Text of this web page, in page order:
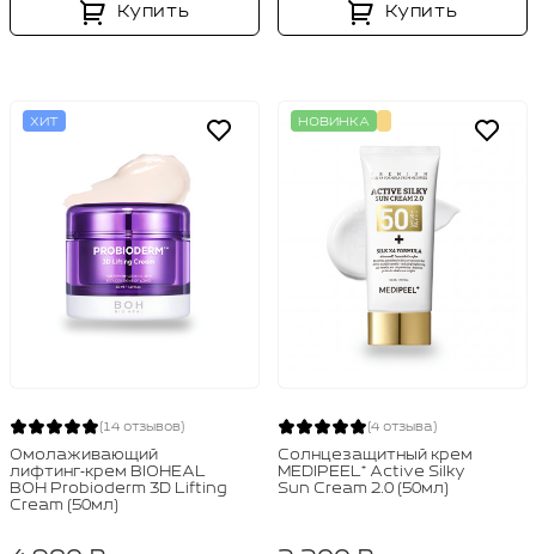
Купить Купить
ХИТ
(14 отзывов)
Омолаживающий
лифтинг‑крем BIOHEAL
BOH Probioderm 3D Lifting
Cream (50мл)
НОВИНКА
(4 отзыва)
Солнцезащитный крем
MEDIPEEL⁺ Active Silky
Sun Cream 2.0 (50мл)